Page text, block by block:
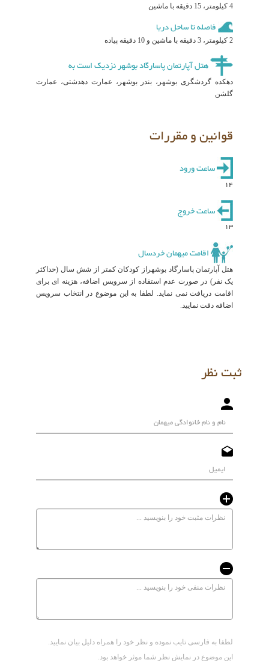
4 کیلومتر، 15 دقیقه با ماشین
فاصله تا ساحل دریا
2 کیلومتر، 3 دقیقه با ماشین و 10 دقیقه پیاده
هتل آپارتمان پاسارگاد بوشهر نزدیک است به
دهکده گردشگری بوشهر، بندر بوشهر، عمارت دهدشتی، عمارت
گلشن
قوانین و مقررات
ساعت ورود
14
ساعت خروج
13
اقامت میهمان خردسال
هتل آپارتمان پاسارگاد بوشهراز کودکان کمتر از شش سال (حداکثر
یک نفر) در صورت عدم استفاده از سرویس اضافه، هزینه ای برای
اقامت دریافت نمی نماید. لطفا به این موضوع در انتخاب سرویس
اضافه دقت نمایید.
ثبت نظر
لطفا به فارسی تایب نموده و نظر خود را همراه دلیل بیان نمایید.
این موضوع در نمایش نظر شما موثر خواهد بود.